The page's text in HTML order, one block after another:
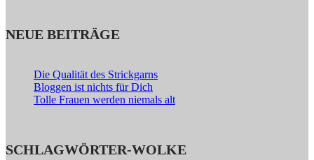
NEUE BEITRÄGE
Die Qualität des Strickgarns
Bloggen ist nichts für Dich
Tolle Frauen werden niemals alt
SCHLAGWÖRTER-WOLKE